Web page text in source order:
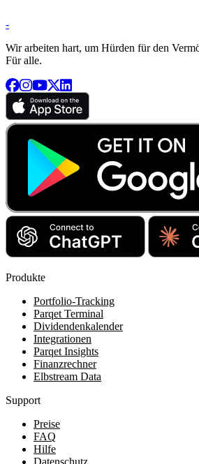
-
Wir arbeiten hart, um Hürden für den
Für alle.
Produkte
Portfolio-Tracking
Parqet Terminal
Dividendenkalender
Integrationen
Parqet Insights
Finanzrechner
Elbstream Data
Support
Preise
FAQ
Hilfe
Datenschutz